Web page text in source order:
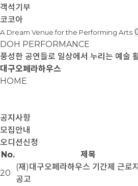
객석기부
코코아
A Dream Venue for the Performing Arts
DOH PERFORMANCE
풍성한 공연들로 일상에서 누리는 예술
대구오페라하우스
HOME
공지사항
모집안내
오디션신청
No.
제목
20
(재)대구오페라하우스 기간제 근로
공고